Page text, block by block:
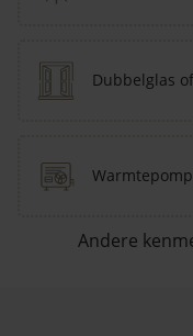
Dubbelglas
Warmtepomp
Andere